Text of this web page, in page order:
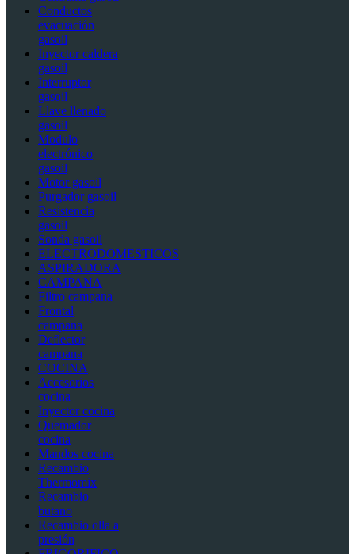
Conductos
evacuación
gasoil
Inyector caldera
gasoil
Interruptor
gasoil
Llave llenado
gasoil
Modulo
electrónico
gasoil
Motor gasoil
Purgador gasoil
Resistencia
gasoil
Sonda gasoil
ELECTRODOMESTICOS
ASPIRADORA
CAMPANA
Filtro campana
Frontal
campana
Deflector
campana
COCINA
Accesorios
cocina
Inyector cocina
Quemador
cocina
Mandos cocina
Recambio
Thermomix
Recambio
butano
Recambio olla a
presión